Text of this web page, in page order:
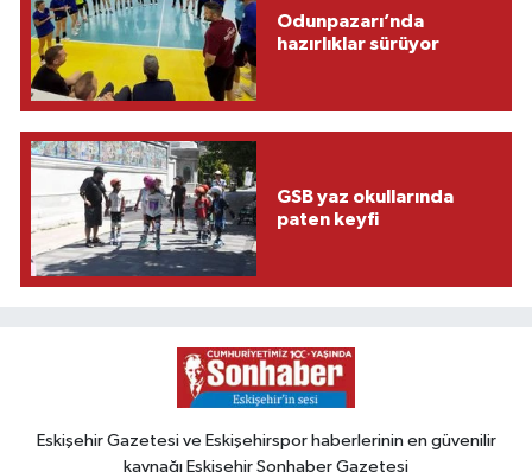
Odunpazarı’nda
hazırlıklar sürüyor
GSB yaz okullarında
paten keyfi
Eskişehir Gazetesi ve Eskişehirspor haberlerinin en güvenilir
kaynağı Eskişehir Sonhaber Gazetesi